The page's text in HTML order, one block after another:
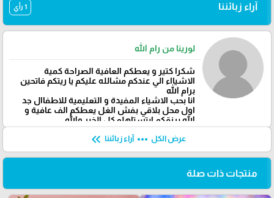
آراء زبائننا 1 رأي
لورينا من رام الله
شكرا كتير و يعطكم العافية الصراحة كمية
الاشيااء الي عندكم مشالله عليكم يا ريتكم فاتحين
برام الله
انا بحب الاشياء المفيدة و التعليمية للاطفاال جد
اول محل بلاقي بفش الغل يعطكم الف عافية و
الله يرزقكم ابتستاهلو كل الخير والله
عرض الكل more_horiz آراء زبائننا keyboard_double_arrow_left
منتجات ذات صلة